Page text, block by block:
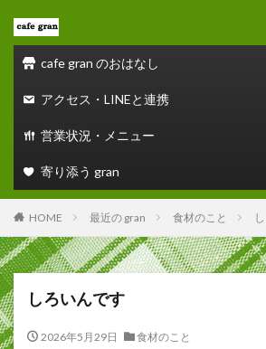
cafe gran のおはなし
アクセス・LINEと連携
営業状況・メニュー
寄り添う gran
HOME 最近の gran 食材のこと
しろいんです
2026年5月29日 食材のこと